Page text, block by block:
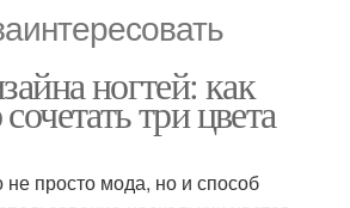
ногтей: как
три цвета
не просто мода, но и способ